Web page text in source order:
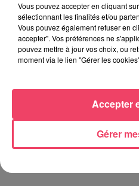
C'est plus ou c'est moins ? - 17 06
Vous pouvez accepter en cliquant
sélectionnant les finalités et/ou
Vous pouvez également refuser en
accepter". Vos préférences ne
pouvez mettre à jour vos choix, ou
moment via le lien "Gérer les
Gérer
Accepter